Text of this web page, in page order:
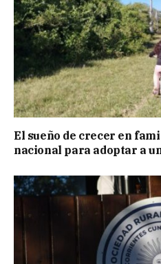
El sueño de crecer en
nacional para adoptar a